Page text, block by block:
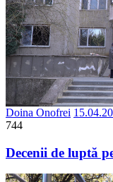
Doina Onofrei
744
Decenii de luptă